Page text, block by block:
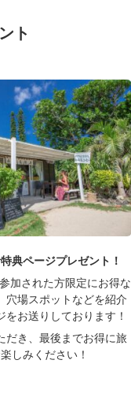
ト
典ページプレゼント！
加された方限定にお得な
穴場スポットなどを紹介
をお送りしております！
だき、最後までお得に旅
しみください！